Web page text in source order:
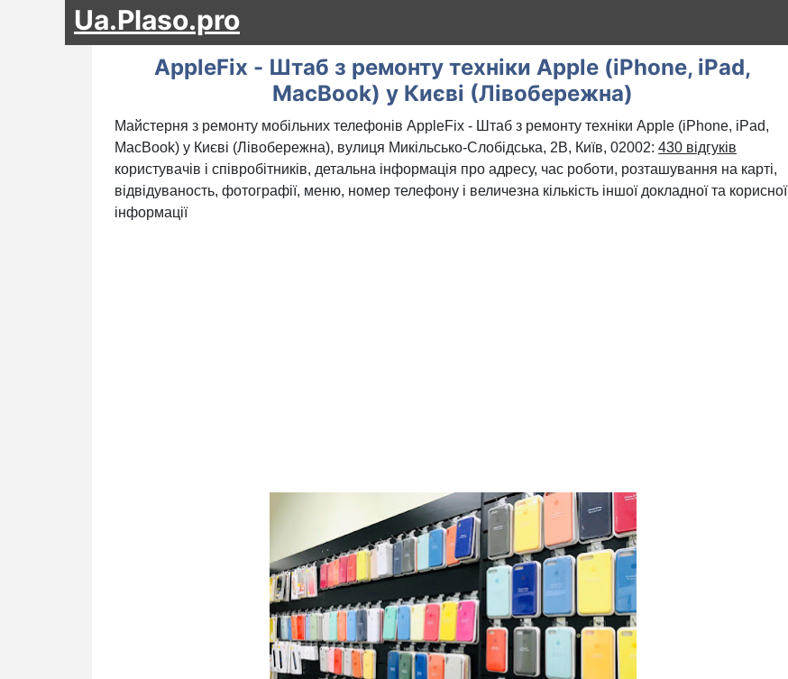
Ua.Plaso.pro
AppleFix - Штаб з ремонту техніки Apple (iPhone, iPad,
MacBook) у Києві (Лівобережна)
Майстерня з ремонту мобільних телефонів AppleFix - Штаб з ремонту техніки Apple (iPhone, iPad,
MacBook) у Києві (Лівобережна), вулиця Микільсько-Слобідська, 2В, Київ, 02002: 430 відгуків
користувачів і співробітників, детальна інформація про адресу, час роботи, розташування на карті,
відвідуваность, фотографії, меню, номер телефону і величезна кількість іншої докладної та корисної
інформації